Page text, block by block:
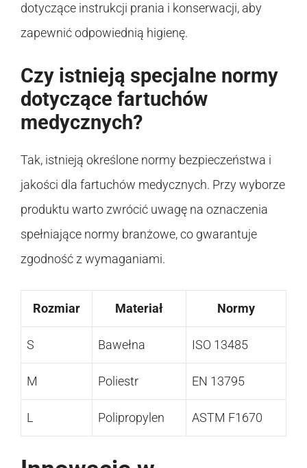
dotyczące instrukcji prania i konserwacji, aby
zapewnić odpowiednią higienę.
Czy istnieją specjalne normy
dotyczące fartuchów
medycznych?
Tak, istnieją określone normy bezpieczeństwa i
jakości dla fartuchów medycznych. Przy wyborze
produktu warto zwrócić uwagę na oznaczenia
spełniające normy branżowe, co gwarantuje
zgodność z wymaganiami.
Rozmiar Materiał Normy
S Bawełna ISO 13485
M Poliestr EN 13795
L Polipropylen ASTM F1670